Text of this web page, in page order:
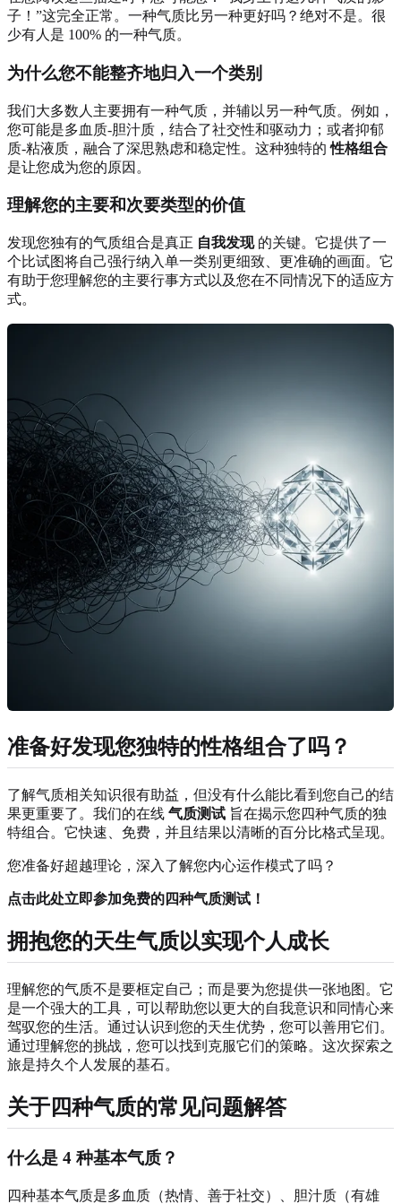
子！”这完全正常。一种气质比另一种更好吗？绝对不是。很
少有人是 100% 的一种气质。
为什么您不能整齐地归入一个类别
我们大多数人主要拥有一种气质，并辅以另一种气质。例如，
您可能是多血质-胆汁质，结合了社交性和驱动力；或者抑郁
质-粘液质，融合了深思熟虑和稳定性。这种独特的性格组合
是让您成为您的原因。
理解您的主要和次要类型的价值
发现您独有的气质组合是真正 自我发现的关键。它提供了一
个比试图将自己强行纳入单一类别更细致、更准确的画面。它
有助于您理解您的主要行事方式以及您在不同情况下的适应方
式。
准备好发现您独特的性格组合了吗？
了解气质相关知识很有助益，但没有什么能比看到您自己的结
果更重要了。我们的在线 气质测试 旨在揭示您四种气质的独
特组合。它快速、免费，并且结果以清晰的百分比格式呈现。
您准备好超越理论，深入了解您内心运作模式了吗？
点击此处立即参加免费的四种气质测试！
拥抱您的天生气质以实现个人成长
理解您的气质不是要框定自己；而是要为您提供一张地图。它
是一个强大的工具，可以帮助您以更大的自我意识和同情心来
驾驭您的生活。通过认识到您的天生优势，您可以善用它们。
通过理解您的挑战，您可以找到克服它们的策略。这次探索之
旅是持久个人发展的基石。
关于四种气质的常见问题解答
什么是 4 种基本气质？
四种基本气质是多血质（热情、善于社交）、胆汁质（有雄